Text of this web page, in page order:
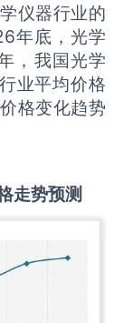
仪器行业的
年底，光学
，我国光学
业平均价格
格变化趋势
走势预测